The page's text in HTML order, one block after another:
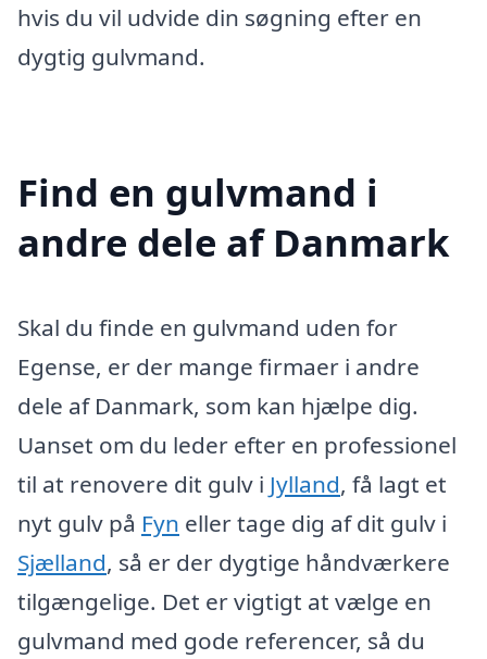
hvis du vil udvide din søgning efter en
dygtig gulvmand.
Find en gulvmand i
andre dele af Danmark
Skal du finde en gulvmand uden for
Egense, er der mange firmaer i andre
dele af Danmark, som kan hjælpe dig.
Uanset om du leder efter en professionel
til at renovere dit gulv i Jylland, få lagt et
nyt gulv på Fyn eller tage dig af dit gulv i
Sjælland, så er der dygtige håndværkere
tilgængelige. Det er vigtigt at vælge en
gulvmand med gode referencer, så du